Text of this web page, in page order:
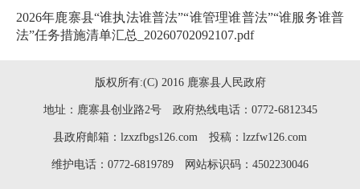
2026年鹿寨县“谁执法谁普法”“谁管理谁普法”“谁服务谁普
法”任务措施清单汇总_20260702092107.pdf
版权所有:(C) 2016 鹿寨县人民政府
地址：鹿寨县创业路2号 政府热线电话：0772-6812345
县政府邮箱：lzxzfbgs126.com 投稿：lzzfw126.com
维护电话：0772-6819789 网站标识码：4502230046